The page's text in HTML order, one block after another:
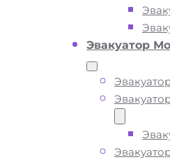
Эвакуатор
ТЕЛЕФОН